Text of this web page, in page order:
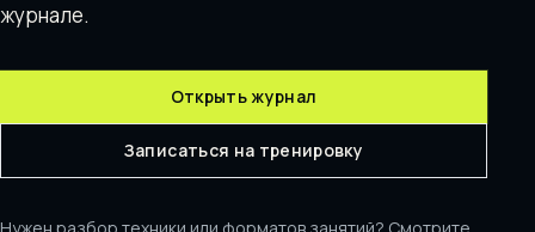
журнале.
Открыть журнал
Записаться на тренировку